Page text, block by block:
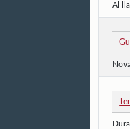
Al